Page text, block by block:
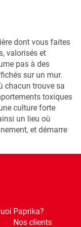
dont vous faites
valorisés et
pas à des
sur un mur.
chacun trouve sa
toxiques
culture forte
un lieu où
et démarre
Paprika?
Nos clients